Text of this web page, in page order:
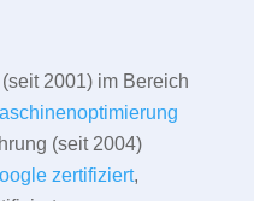
2001) im Bereich
(seit 2004)
zertifiziert,